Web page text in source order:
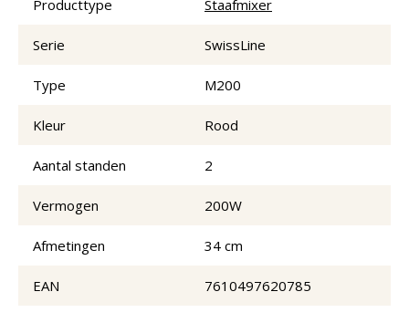
Producttype Staafmixer
Serie SwissLine
Type M200
Kleur Rood
Aantal standen 2
Vermogen 200W
Afmetingen 34 cm
EAN 7610497620785